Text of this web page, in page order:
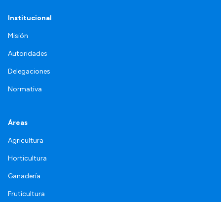
Institucional
Misión
Autoridades
Delegaciones
Normativa
Áreas
Agricultura
Horticultura
Ganadería
Fruticultura